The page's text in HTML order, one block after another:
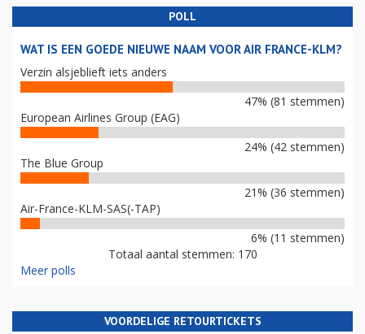
POLL
WAT IS EEN GOEDE NIEUWE NAAM VOOR AIR FRANCE-KLM?
Verzin alsjeblieft iets anders
47% (81 stemmen)
European Airlines Group (EAG)
24% (42 stemmen)
The Blue Group
21% (36 stemmen)
Air-France-KLM-SAS(-TAP)
6% (11 stemmen)
Totaal aantal stemmen: 170
Meer polls
VOORDELIGE RETOURTICKETS